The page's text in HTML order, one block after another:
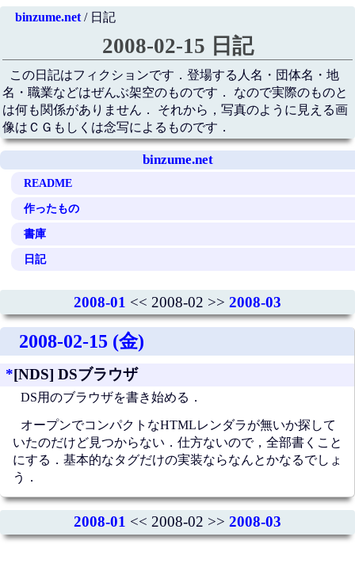
binzume.net/ 日記
2008-02-15 日記
この日記はフィクションです．登場する人名・団体名・地
名・職業などはぜんぶ架空のものです． なので実際のものと
は何も関係がありません． それから，写真のように見える画
像はＣＧもしくは念写によるものです．
binzume.net
README
作ったもの
書庫
日記
2008-01 << 2008-02 >> 2008-03
2008-02-15 (金)
*[NDS] DSブラウザ
DS用のブラウザを書き始める．
オープンでコンパクトなHTMLレンダラが無いか探して
いたのだけど見つからない．仕方ないので，全部書くこと
にする．基本的なタグだけの実装ならなんとかなるでしょ
う．
2008-01 << 2008-02 >> 2008-03